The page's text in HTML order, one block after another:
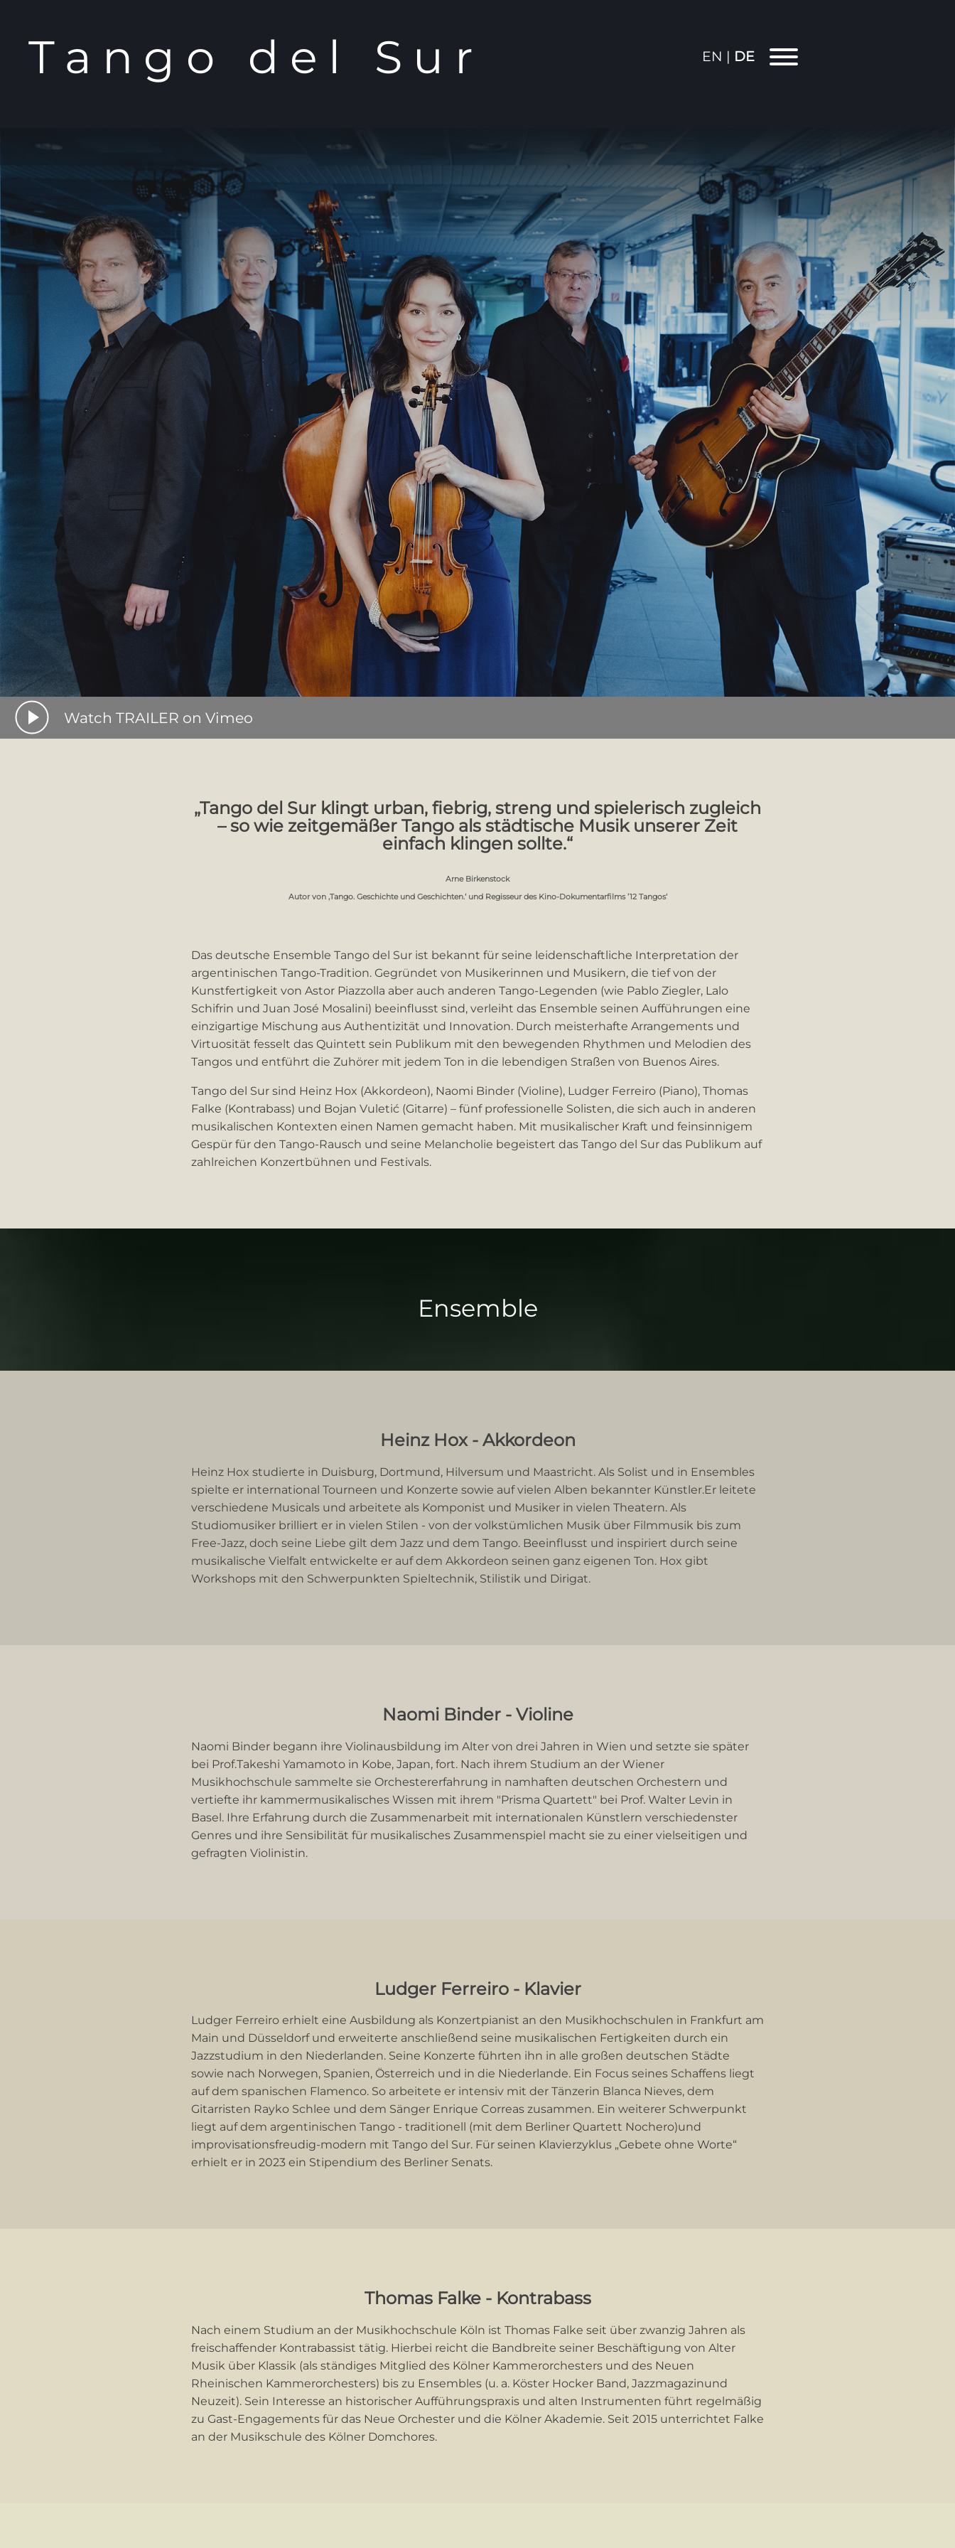
Tango del Sur EN | DE
Watch TRAILER on Vimeo
„Tango del Sur klingt urban, fiebrig, streng und spielerisch zugleich
– so wie zeitgemäßer Tango als städtische Musik unserer Zeit
einfach klingen sollte.“
Arne Birkenstock
Autor von ‚Tango. Geschichte und Geschichten.‘ und Regisseur des Kino-Dokumentarfilms ’12 Tangos‘
Das deutsche Ensemble Tango del Sur ist bekannt für seine leidenschaftliche Interpretation der
argentinischen Tango-Tradition. Gegründet von Musikerinnen und Musikern, die tief von der
Kunstfertigkeit von Astor Piazzolla aber auch anderen Tango-Legenden (wie Pablo Ziegler, Lalo
Schifrin und Juan José Mosalini) beeinflusst sind, verleiht das Ensemble seinen Aufführungen eine
einzigartige Mischung aus Authentizität und Innovation. Durch meisterhafte Arrangements und
Virtuosität fesselt das Quintett sein Publikum mit den bewegenden Rhythmen und Melodien des
Tangos und entführt die Zuhörer mit jedem Ton in die lebendigen Straßen von Buenos Aires.
Tango del Sur sind Heinz Hox (Akkordeon), Naomi Binder (Violine), Ludger Ferreiro (Piano), Thomas
Falke (Kontrabass) und Bojan Vuletić (Gitarre) – fünf professionelle Solisten, die sich auch in anderen
musikalischen Kontexten einen Namen gemacht haben. Mit musikalischer Kraft und feinsinnigem
Gespür für den Tango-Rausch und seine Melancholie begeistert das Tango del Sur das Publikum auf
zahlreichen Konzertbühnen und Festivals.
Ensemble
Heinz Hox - Akkordeon
Heinz Hox studierte in Duisburg, Dortmund, Hilversum und Maastricht. Als Solist und in Ensembles
spielte er international Tourneen und Konzerte sowie auf vielen Alben bekannter Künstler.Er leitete
verschiedene Musicals und arbeitete als Komponist und Musiker in vielen Theatern. Als
Studiomusiker brilliert er in vielen Stilen - von der volkstümlichen Musik über Filmmusik bis zum
Free-Jazz, doch seine Liebe gilt dem Jazz und dem Tango. Beeinflusst und inspiriert durch seine
musikalische Vielfalt entwickelte er auf dem Akkordeon seinen ganz eigenen Ton. Hox gibt
Workshops mit den Schwerpunkten Spieltechnik, Stilistik und Dirigat.
Naomi Binder - Violine
Naomi Binder begann ihre Violinausbildung im Alter von drei Jahren in Wien und setzte sie später
bei Prof.Takeshi Yamamoto in Kobe, Japan, fort. Nach ihrem Studium an der Wiener
Musikhochschule sammelte sie Orchestererfahrung in namhaften deutschen Orchestern und
vertiefte ihr kammermusikalisches Wissen mit ihrem "Prisma Quartett" bei Prof. Walter Levin in
Basel. Ihre Erfahrung durch die Zusammenarbeit mit internationalen Künstlern verschiedenster
Genres und ihre Sensibilität für musikalisches Zusammenspiel macht sie zu einer vielseitigen und
gefragten Violinistin.
Ludger Ferreiro - Klavier
Ludger Ferreiro erhielt eine Ausbildung als Konzertpianist an den Musikhochschulen in Frankfurt am
Main und Düsseldorf und erweiterte anschließend seine musikalischen Fertigkeiten durch ein
Jazzstudium in den Niederlanden. Seine Konzerte führten ihn in alle großen deutschen Städte
sowie nach Norwegen, Spanien, Österreich und in die Niederlande. Ein Focus seines Schaffens liegt
auf dem spanischen Flamenco. So arbeitete er intensiv mit der Tänzerin Blanca Nieves, dem
Gitarristen Rayko Schlee und dem Sänger Enrique Correas zusammen. Ein weiterer Schwerpunkt
liegt auf dem argentinischen Tango - traditionell (mit dem Berliner Quartett Nochero)und
improvisationsfreudig-modern mit Tango del Sur. Für seinen Klavierzyklus „Gebete ohne Worte“
erhielt er in 2023 ein Stipendium des Berliner Senats.
Thomas Falke - Kontrabass
Nach einem Studium an der Musikhochschule Köln ist Thomas Falke seit über zwanzig Jahren als
freischaffender Kontrabassist tätig. Hierbei reicht die Bandbreite seiner Beschäftigung von Alter
Musik über Klassik (als ständiges Mitglied des Kölner Kammerorchesters und des Neuen
Rheinischen Kammerorchesters) bis zu Ensembles (u. a. Köster Hocker Band, Jazzmagazinund
Neuzeit). Sein Interesse an historischer Aufführungspraxis und alten Instrumenten führt regelmäßig
zu Gast-Engagements für das Neue Orchester und die Kölner Akademie. Seit 2015 unterrichtet Falke
an der Musikschule des Kölner Domchores.